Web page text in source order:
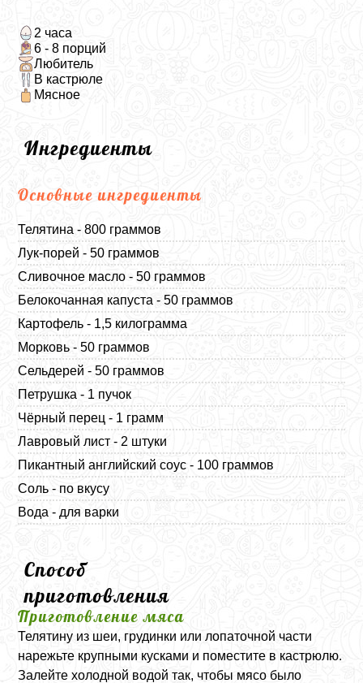
2 часа
6 - 8 порций
Любитель
В кастрюле
Мясное
Ингредиенты
Основные ингредиенты
Телятина - 800 граммов
Лук-порей - 50 граммов
Сливочное масло - 50 граммов
Белокочанная капуста - 50 граммов
Картофель - 1,5 килограмма
Морковь - 50 граммов
Сельдерей - 50 граммов
Петрушка - 1 пучок
Чёрный перец - 1 грамм
Лавровый лист - 2 штуки
Пикантный английский соус - 100 граммов
Соль - по вкусу
Вода - для варки
Способ
приготовления
Приготовление мяса
Телятину из шеи, грудинки или лопаточной части
нарежьте крупными кусками и поместите в кастрюлю.
Залейте холодной водой так, чтобы мясо было